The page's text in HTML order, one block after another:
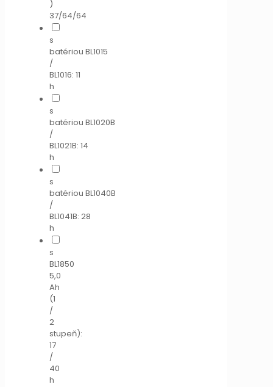
)
37/64/64
s
batériou BL1015
/
BL1016: 11
h
s
batériou BL1020B
/
BL1021B: 14
h
s
batériou BL1040B
/
BL1041B: 28
h
s
BL1850
5,0
Ah
(1
/
2
stupeň):
17
/
40
h